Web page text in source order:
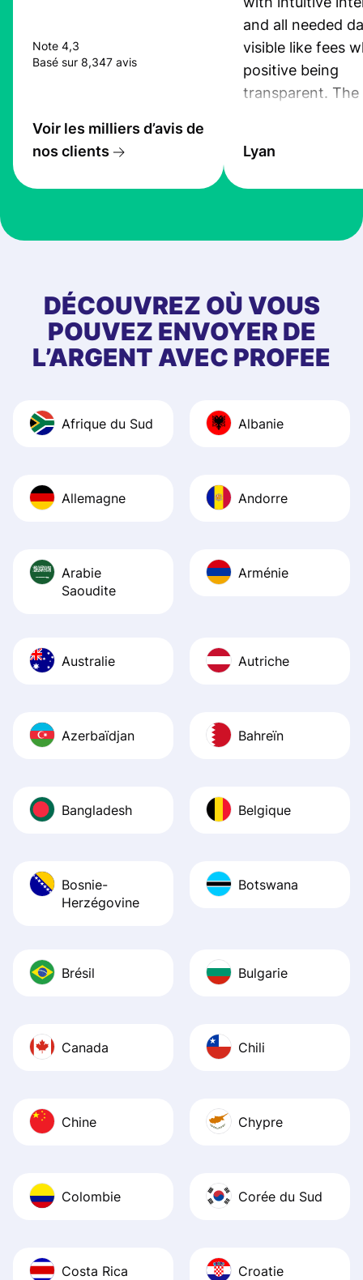
Note 4,3
Basé sur 8,347 avis
Voir les milliers d’avis de
nos clients
and all needed
visible like fees
positive being
transparent. The
the exchange
at Profee is very
first started
app, and they
quick to provide
and helpful
Recommend it!
Lyan
DÉCOUVREZ OÙ VOUS
POUVEZ ENVOYER DE
L’ARGENT AVEC PROFEE
Afrique du Sud Albanie
Allemagne Andorre
Arabie
Saoudite
Arménie
Australie Autriche
Azerbaïdjan Bahreïn
Bangladesh Belgique
Bosnie-
Herzégovine
Botswana
Brésil Bulgarie
Canada Chili
Chine Chypre
Colombie Corée du Sud
Costa Rica Croatie